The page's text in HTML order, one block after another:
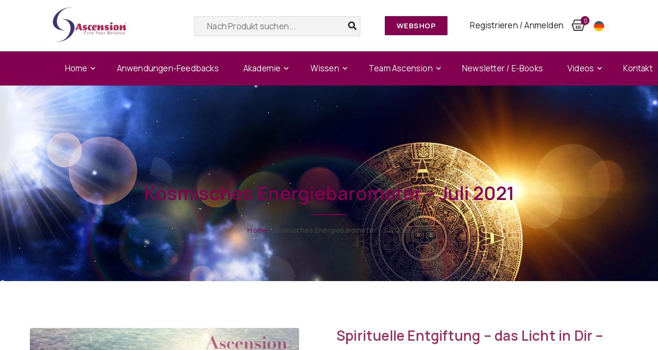
WEBSHOP Registrieren / Anmelden 0
Home Anwendungen-Feedbacks Akademie Wissen Team Ascension Newsletter / E-Books Videos Kontakt
Kosmisches Energiebarometer – Juli 2021
Home / Kosmisches Energiebarometer – Juli 2021
Spirituelle Entgiftung – das Licht in Dir –